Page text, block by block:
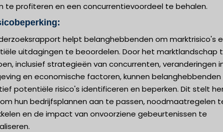
te profiteren en een concurrentievoordeel te behalen.
helpt belanghebbenden om marktrisico's
uitdagingen te beoordelen. Door het marktlandschap
inclusief strategieën van concurrenten, veranderingen
en economische factoren, kunnen belanghebbenden
potentiële risico's identificeren en beperken. Dit stelt
hun bedrijfsplannen aan te passen, noodmaatregelen
en de impact van onvoorziene gebeurtenissen te